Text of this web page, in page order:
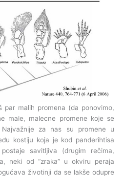
malih promena (da ponovimo,
male, malecne promene koje se
za nas su promene u
kostiju koja je kod panderihtisa
savitljiva (drugim rečima,
neki od “zraka” u okviru peraja
životinji da se lakše odupre